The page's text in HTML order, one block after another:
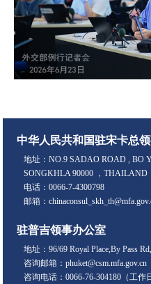
中华人民共和国驻宋卡总
地址：NO.9 SADAO ROAD , BO
SONGKHLA 90000 ，THAILAND
电话：0066-7-4300798
邮箱：
驻普吉领事办公室
地址：96/69 Royal Place,By Pass
咨询邮箱：phuket@csm.mfa.gov.cn
咨询电话：0066-76-304180（工作